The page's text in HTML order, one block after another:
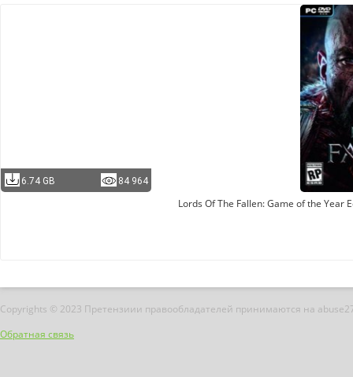
6.74 GB 84 964
Lords Of The Fallen: Game of the Year
Copyrights © 2023 Претензиии правообладателей принимаются на
Обратная связь